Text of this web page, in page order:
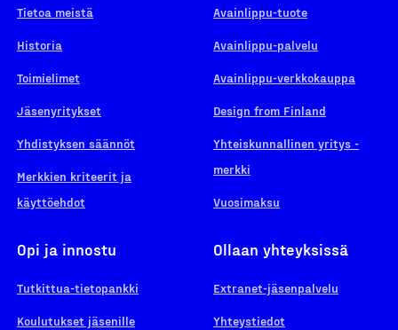
Tietoa meistä
Historia
Toimielimet
Jäsenyritykset
Yhdistyksen säännöt
Merkkien kriteerit ja
käyttöehdot
Avainlippu-tuote
Avainlippu-palvelu
Avainlippu-verkkokauppa
Design from Finland
Yhteiskunnallinen yritys -
merkki
Vuosimaksu
Opi ja innostu
Tutkittua-tietopankki
Koulutukset jäsenille
Ollaan yhteyksissä
Extranet-jäsenpalvelu
Yhteystiedot